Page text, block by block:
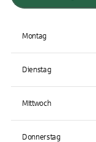
Montag
Dienstag
Mittwoch
Donnerstag